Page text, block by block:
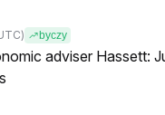
byczy
adviser Hassett: